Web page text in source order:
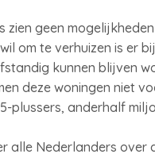
zien geen
om te verhuizen is er
kunnen blijven
deze woningen niet
plussers, anderhalf
alle Nederlanders over